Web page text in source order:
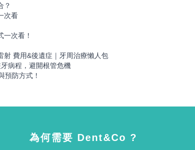
？
次看
次看！
射 費用&後遺症｜牙周治療懶人包
病程，避開根管危機
預防方式！
為何需要 Dent&Co ?